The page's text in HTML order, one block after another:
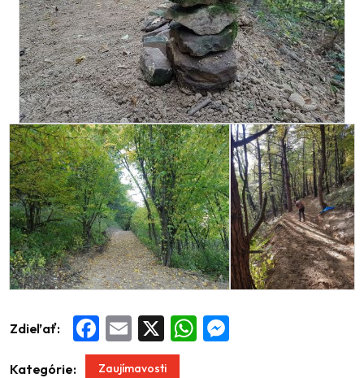
Zdieľať: Facebook
Email WhatsApp
Kategórie: Zaujímavosti